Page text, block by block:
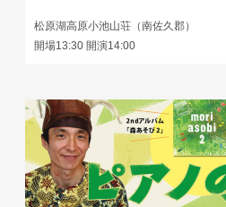
松原湖高原小池山荘（南佐久郡）
開場13:30 開演14:00